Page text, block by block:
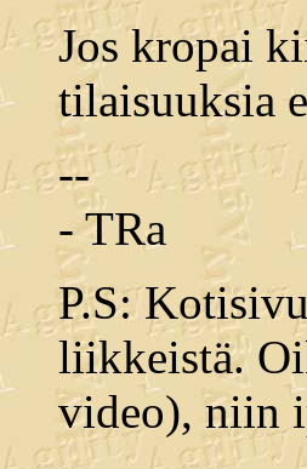
Jos kropai
tilaisuuksia
--
- TRa
P.S:
liikkeistä.
video), niin